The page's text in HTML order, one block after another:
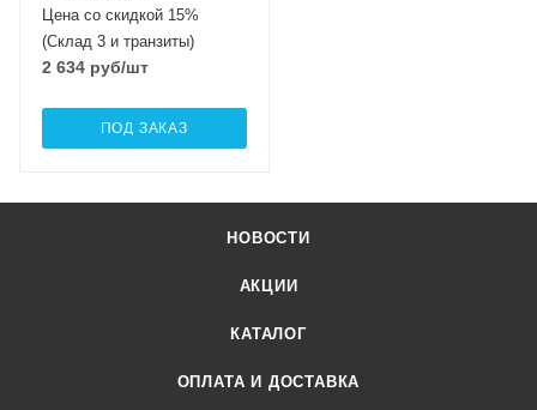
Цена со скидкой 15%
(Склад 3 и транзиты)
2 634 руб/шт
ПОД ЗАКАЗ
НОВОСТИ
АКЦИИ
КАТАЛОГ
ОПЛАТА И ДОСТАВКА